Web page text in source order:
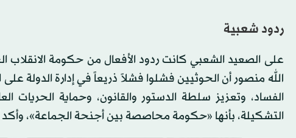
ردود شعبية
على الصعيد الشعبي كانت ردود الأفعال من حكومة الانقلاب
الله منصور أن الحوثيين فشلوا فشلاً ذريعاً في إدارة الدولة
الفساد، وتعزيز سلطة الدستور والقانون، وحماية
التشكيلة، بأنها «حكومة محاصصة بين أجنحة الجماعة»، وأكد